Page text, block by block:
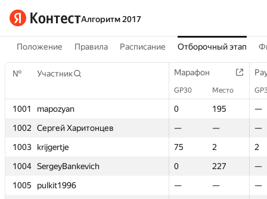
Алгоритм 2017
Положение Правила Расписание Отборочный этап
№ Участник Марафон
GP30 Место
1001 mapozyan 0 195
—
1002
Сергей Харитонцев — —
—
1003
krijgertje 75 2
2
1004 SergeyBankevich 0 227
—
1005
pulkit1996 — —
—
№ Участник Марафон
GP30 Место
1001 mapozyan 0 195
—
1002
Сергей Харитонцев — —
—
1003
krijgertje 75 2
2
1004 SergeyBankevich 0 227
—
1005
pulkit1996 — —
—